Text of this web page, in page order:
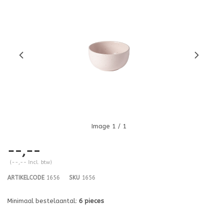
Image 1 / 1
--,--
(--,-- Incl. btw)
ARTIKELCODE1656 SKU 1656
Minimaal bestelaantal: 6 pieces